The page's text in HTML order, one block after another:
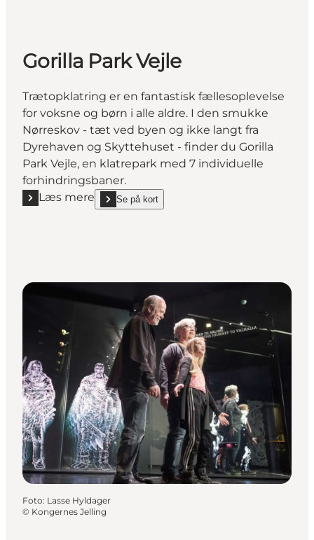
Gorilla Park Vejle
Trætopklatring er en fantastisk fællesoplevelse
for voksne og børn i alle aldre. I den smukke
Nørreskov - tæt ved byen og ikke langt fra
Dyrehaven og Skyttehuset - finder du Gorilla
Park Vejle, en klatrepark med 7 individuelle
forhindringsbaner.
Læs mere
Læs mere "Gorilla Park Vejle"
Se på kort
show Gorilla Park Vejle on_map
Foto: Lasse Hyldager
© Kongernes Jelling